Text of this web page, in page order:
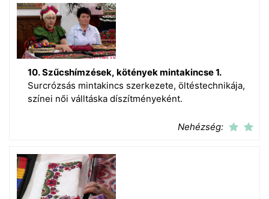
10. Szűcshímzések, kötények mintakincse 1.
Surcrózsás mintakincs szerkezete, öltéstechnikája,
színei női válltáska díszítményeként.
Nehézség: